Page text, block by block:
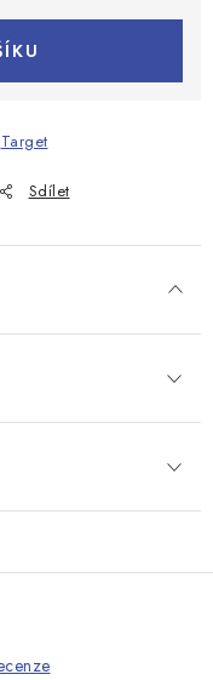
Target
Sdílet